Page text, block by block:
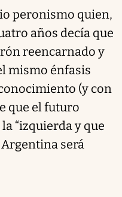
peronismo quien,
años decía que
reencarnado y
mismo énfasis
(y con
que el futuro
“izquierda y que
será